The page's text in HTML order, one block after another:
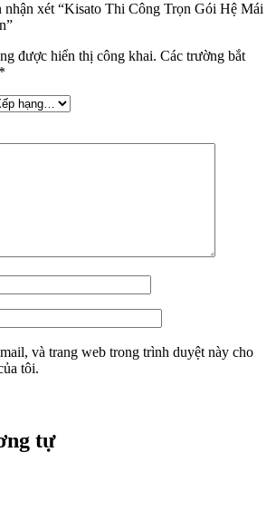
nhận xét “Kisato Thi Công Trọn Gói Hệ Mái
được hiển thị công khai. Các trường bắt
*
và trang web trong trình duyệt này cho
tôi.
tự